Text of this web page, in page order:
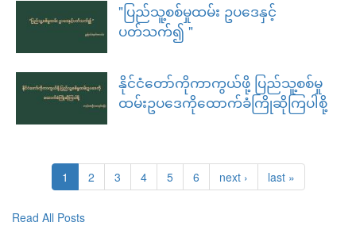
"ပြည်သူ့စစ်မှုထမ်း ဥပဒေနှင့်
ပတ်သက်၍ "
နိုင်ငံတော်ကိုကာကွယ်ဖို့ ပြည်သူ့စစ်မှု
ထမ်းဥပဒေကိုထောက်ခံကြိုဆိုကြပါစို့
1 2 3 4 5 6 next › last »
Read All Posts